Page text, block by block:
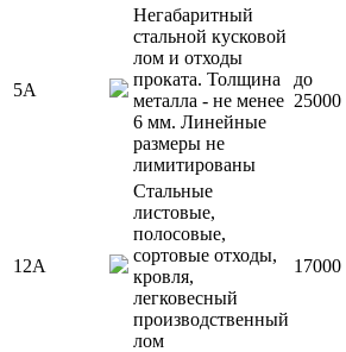
5А
Негабаритный
стальной кусковой
лом и отходы
проката. Толщина
металла - не менее
6 мм. Линейные
размеры не
лимитированы
до
25000
12А
Стальные
листовые,
полосовые,
сортовые отходы,
кровля,
легковесный
производственный
лом
17000